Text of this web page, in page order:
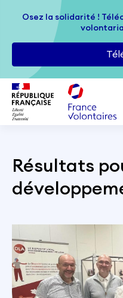
Passer au contenu principal
Osez la solidarité !
Osez la solidarité !
Résultats